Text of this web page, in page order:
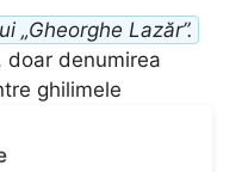
„Gheorghe Lazăr”.
doar denumirea
ghilimele